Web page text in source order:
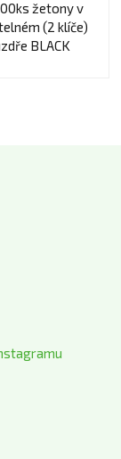
žetony v
(2 klíče)
BLACK